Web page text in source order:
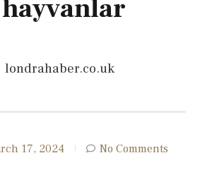
londrahaber.co.uk
17, 2024 No Comments